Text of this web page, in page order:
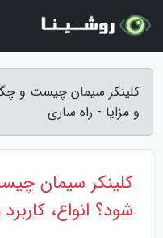
کلینکر سیمان چیست و
و مزایا - راه ساری
کلینکر سیمان
شود؟ انواع، کاربرد